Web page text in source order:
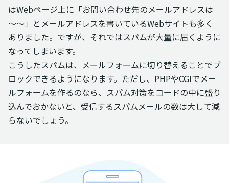
はWebページ上に「お問い合わせ先のメールアドレスは
～～」とメールアドレスを書いているWebサイトも多く
ありました。ですが、それではスパムが大量に届くように
なってしまいます。
こうしたスパムは、メールフォームに切り替えることでブ
ロックできるようになります。ただし、PHPやCGIでメー
ルフォームを作るのなら、スパム対策をコードの中に盛り
込んでおかないと、受信するスパムメールの数は大して減
らないでしょう。